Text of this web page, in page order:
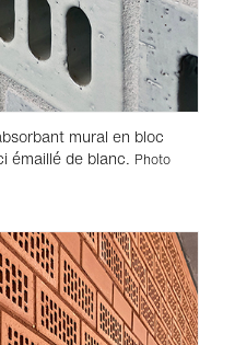
mural en bloc
émaillé de blanc. Photo